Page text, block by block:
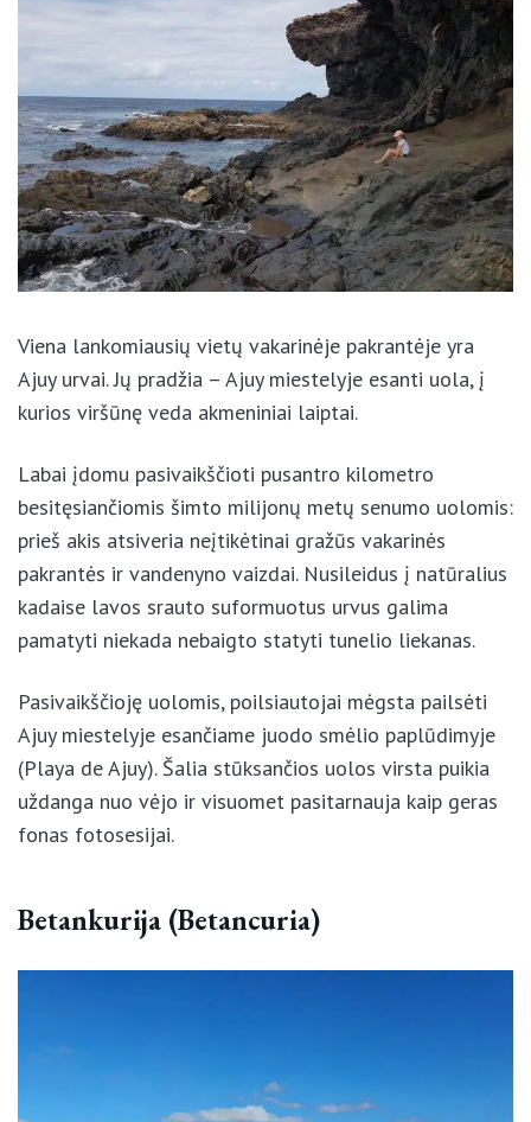
Viena lankomiausių vietų vakarinėje pakrantėje yra
kurios viršūnę veda akmeniniai laiptai.
Labai įdomu pasivaikščioti pusantro kilometro
besitęsiančiomis šimto milijonų metų senumo
uolomis: prieš akis atsiveria neįtikėtinai gražūs
vakarinės pakrantės ir vandenyno vaizdai. Nusileidus
galima pamatyti niekada nebaigto statyti tunelio
liekanas.
Pasivaikščioję uolomis, poilsiautojai mėgsta pailsėti
Ajuy miestelyje esančiame juodo smėlio paplūdimyje
geras fonas fotosesijai.